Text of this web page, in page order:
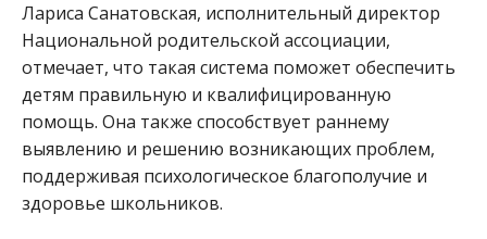
Лариса Санатовская, исполнительный директор
Национальной родительской ассоциации,
отмечает, что такая система поможет обеспечить
детям правильную и квалифицированную
помощь. Она также способствует раннему
выявлению и решению возникающих проблем,
поддерживая психологическое благополучие и
здоровье школьников.